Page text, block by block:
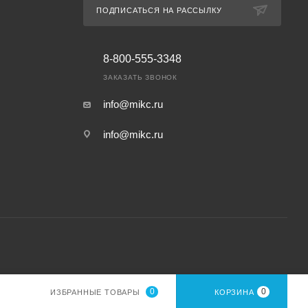
ПОДПИСАТЬСЯ НА РАССЫЛКУ
8-800-555-3348
ЗАКАЗАТЬ ЗВОНОК
info@mikc.ru
info@mikc.ru
ИЗБРАННЫЕ ТОВАРЫ 0 КОРЗИНА 0